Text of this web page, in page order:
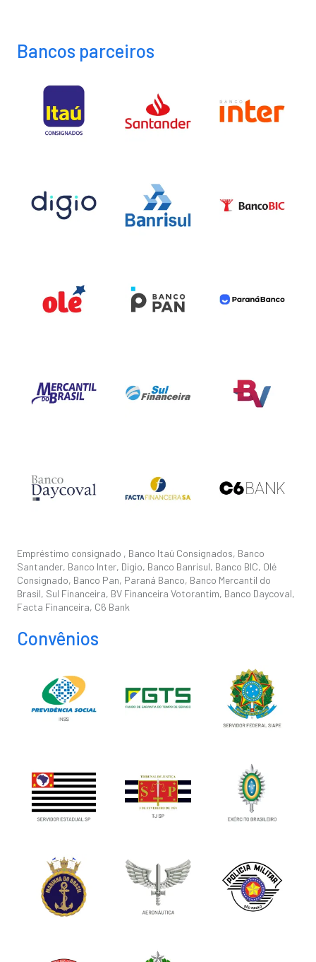
Bancos parceiros
Empréstimo consignado , Banco Itaú Consignados, Banco
Santander, Banco Inter, Digio, Banco Banrisul, Banco BIC, Olé
Consignado, Banco Pan, Paraná Banco, Banco Mercantil do
Brasil, Sul Financeira, BV Financeira Votorantim, Banco Daycoval,
Facta Financeira, C6 Bank
Convênios